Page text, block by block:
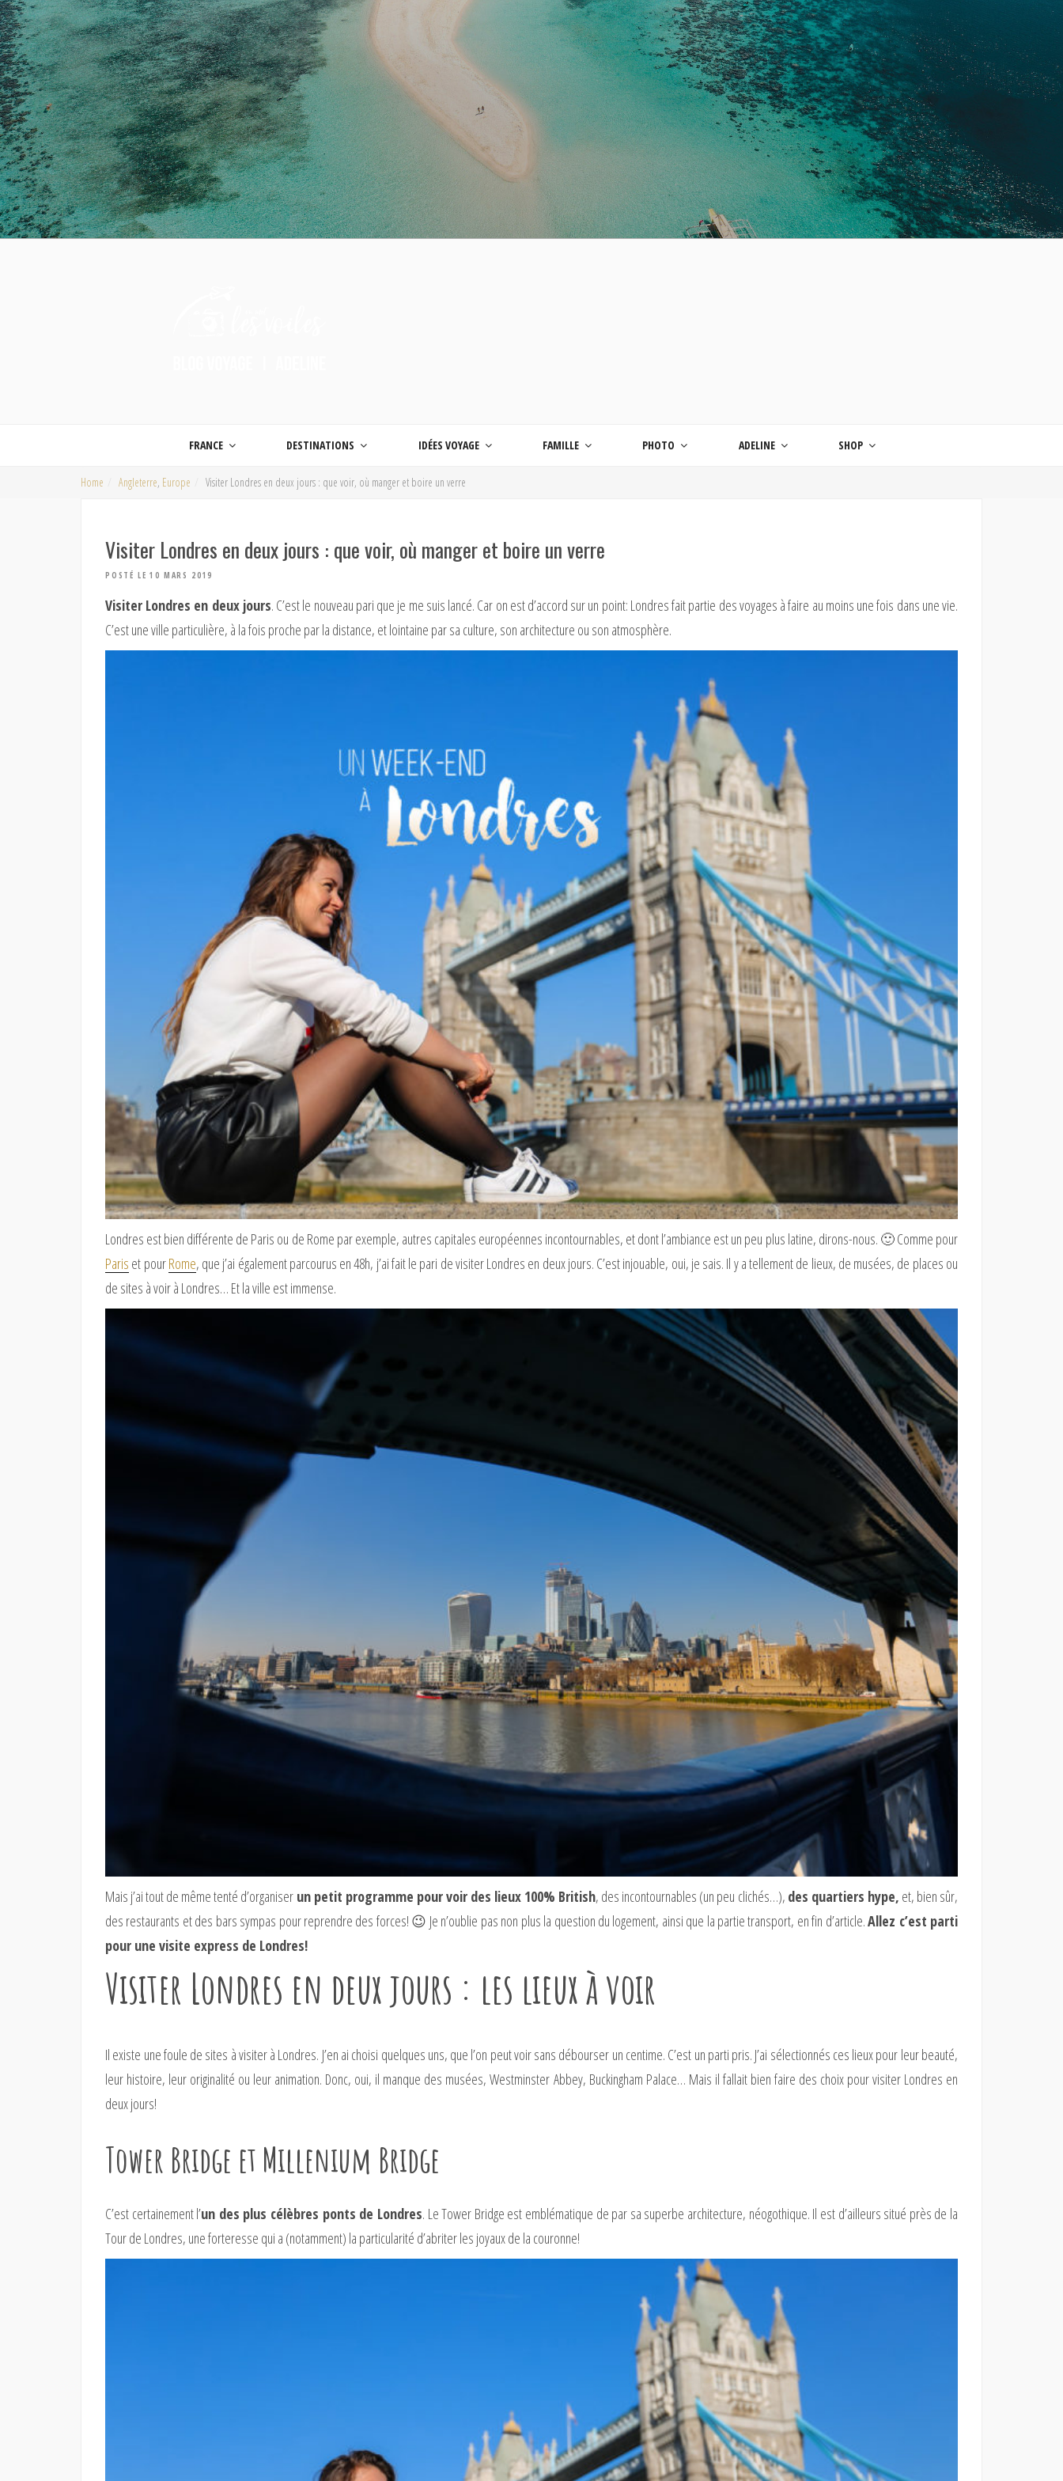
FRANCE DESTINATIONS IDÉES VOYAGE FAMILLE PHOTO ADELINE SHOP
Home Angleterre, Europe Visiter Londres en deux jours : que voir, où manger et boire un verre
Visiter Londres en deux jours : que voir, où manger et boire un verre
POSTÉ LE 10 MARS 2019
Visiter Londres en deux jours. C’est le nouveau pari que je me suis lancé. Car on est d’accord sur un point: Londres fait partie des voyages à faire au moins une fois dans une vie.
C’est une ville particulière, à la fois proche par la distance, et lointaine par sa culture, son architecture ou son atmosphère.
Londres est bien différente de Paris ou de Rome par exemple, autres capitales européennes incontournables, et dont l’ambiance est un peu plus latine, dirons-nous. 🙂 Comme pour
Paris et pourRome, que j’ai également parcourus en 48h, j’ai fait le pari de visiter Londres en deux jours. C’est injouable, oui, je sais. Il y a tellement de lieux, de musées, de places ou
de sites à voir à Londres… Et la ville est immense.
Mais j’ai tout de même tenté d’organiser un petit programme pour voir des lieux 100% British, des incontournables (un peu clichés…), des quartiers hype, et, bien sûr,
des restaurants et des bars sympas pour reprendre des forces! 😉 Je n’oublie pas non plus la question du logement, ainsi que la partie transport, en fin d’article.Allez c’est parti
pour une visite express de Londres!
Visiter Londres en deux jours : les lieux à voir
Il existe une foule de sites à visiter à Londres. J’en ai choisi quelques uns, que l’on peut voir sans débourser un centime. C’est un parti pris. J’ai sélectionnés ces lieux pour leur beauté,
leur histoire, leur originalité ou leur animation. Donc, oui, il manque des musées, Westminster Abbey, Buckingham Palace… Mais il fallait bien faire des choix pour visiter Londres en
deux jours!
Tower Bridge et Millenium Bridge
C’est certainement l’un des plus célèbres ponts de Londres. Le Tower Bridge est emblématique de par sa superbe architecture, néogothique. Il est d’ailleurs situé près de la
Tour de Londres, une forteresse qui a (notamment) la particularité d’abriter les joyaux de la couronne!